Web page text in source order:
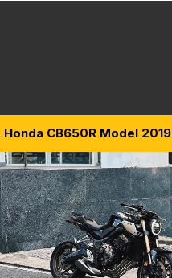
Honda CB650R Model 2019